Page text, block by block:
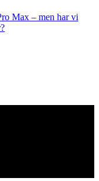
Max – men har vi